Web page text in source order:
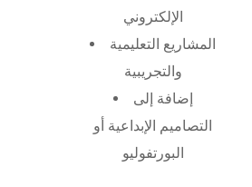
الإلكتروني
المشاريع التعليمية
والتجريبية
إضافة إلى
التصاميم الإبداعية أو
البورتفوليو